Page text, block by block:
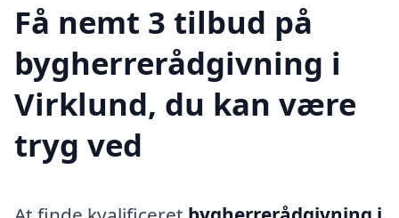
Få nemt 3 tilbud på
bygherrerådgivning i
Virklund, du kan være
tryg ved